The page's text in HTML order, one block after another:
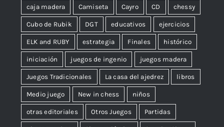
caja madera Camiseta Cayro CD chessy
Cubo de Rubik DGT educativos ejercicios
ELK and RUBY estrategia Finales histórico
iniciación juegos de ingenio juegos madera
Juegos Tradicionales La casa del ajedrez libros
Medio juego New in chess niños
otras editoriales Otros Juegos Partidas